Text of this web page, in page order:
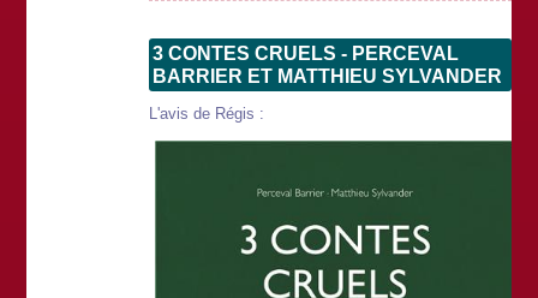
3 CONTES CRUELS - PERCEVAL
BARRIER ET MATTHIEU SYLVANDER
L'avis de Régis :